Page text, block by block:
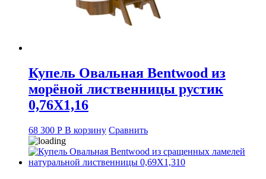
Купель Овальная Bentwood из
морёной лиственницы рустик
0,76Х1,16
68 300 Р В корзину Сравнить